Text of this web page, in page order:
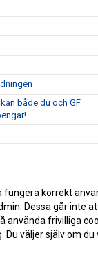
både du och GF
fungera korrekt
Dessa går inte
använda frivilliga
väljer själv om du